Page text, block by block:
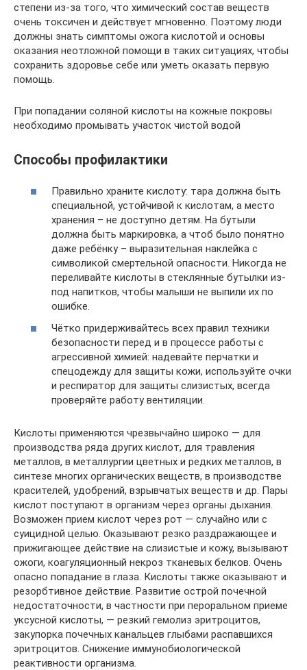
степени из-за того, что химический состав веществ
очень токсичен и действует мгновенно. Поэтому люди
должны знать симптомы ожога кислотой и основы
оказания неотложной помощи в таких ситуациях, чтобы
сохранить здоровье себе или уметь оказать первую
помощь.
При попадании соляной кислоты на кожные покровы
необходимо промывать участок чистой водой
Способы профилактики
Правильно храните кислоту: тара должна быть
специальной, устойчивой к кислотам, а место
хранения – не доступно детям. На бутыли
должна быть маркировка, а чтоб было понятно
даже ребёнку – выразительная наклейка с
символикой смертельной опасности. Никогда не
переливайте кислоты в стеклянные бутылки из-
под напитков, чтобы малыши не выпили их по
ошибке.
Чётко придерживайтесь всех правил техники
безопасности перед и в процессе работы с
агрессивной химией: надевайте перчатки и
спецодежду для защиты кожи, используйте очки
и респиратор для защиты слизистых, всегда
проверяйте работу вентиляции.
Кислоты применяются чрезвычайно широко — для
производства ряда других кислот, для травления
металлов, в металлургии цветных и редких металлов, в
синтезе многих органических веществ, в производстве
красителей, удобрений, взрывчатых веществ и др. Пары
кислот поступают в организм через органы дыхания.
Возможен прием кислот через рот — случайно или с
суицидной целью. Оказывают резко раздражающее и
прижигающее действие на слизистые и кожу, вызывают
ожоги, коагуляционный некроз тканевых белков. Очень
опасно попадание в глаза. Кислоты также оказывают и
резорбтивное действие. Развитие острой почечной
недостаточности, в частности при пероральном приеме
уксусной кислоты, — резкий гемолиз эритроцитов,
закупорка почечных канальцев глыбами распавшихся
эритроцитов. Снижение иммунобиологической
реактивности организма.